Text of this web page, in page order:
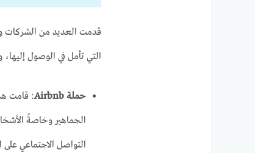
قدمت العديد من الشركات
التي تأمل في الوصول
حملة Airbnb: قامت
الجماهير وخاصةً
التواصل الاجتماعي على